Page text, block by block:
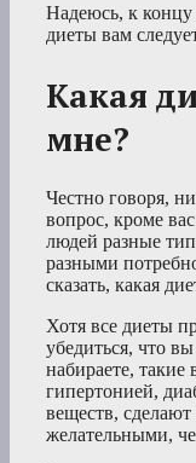
Надеюсь, к концу
диеты вам
Какая
мне?
Честно говоря,
вопрос, кроме
людей разные
разными
сказать, какая
Хотя все диеты
убедиться, что
набираете, такие
гипертонией,
веществ,
желательными,